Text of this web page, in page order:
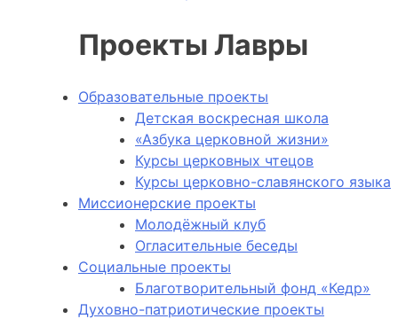
Проекты Лавры
Образовательные проекты
Детская воскресная школа
«Азбука церковной жизни»
Курсы церковных чтецов
Курсы церковно-славянского языка
Миссионерские проекты
Молодёжный клуб
Огласительные беседы
Социальные проекты
Благотворительный фонд «Кедр»
Духовно-патриотические проекты